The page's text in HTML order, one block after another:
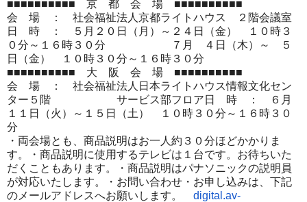
■■■■■■■■■■ 京 都 会 場 ■■■■■■■■■■
会 場 ： 社会福祉法人京都ライトハウス ２階会議室
日 時 ： ５月２０日（月）～２４日（金） １０時３
０分～１６時３０分 ７月 ４日（木）～ ５
日（金） １０時３０分～１６時３０分
■■■■■■■■■■ 大 阪 会 場 ■■■■■■■■■■
会 場 ： 社会福祉法人日本ライトハウス情報文化セン
ター５階 サービス部フロア 日 時 ： ６月
１１日（火）～１５日（土） １０時３０分～１６時３０
分
・両会場とも、商品説明はお一人約３０分ほどかかりま
す。
・商品説明に使用するテレビは１台です。 お待ちいた
だくこともあります。
・商品説明はパナソニックの説明員
が対応いたします。
・お問い合わせ・お申し込みは、 下記
のメールアドレスへお願いします。
digital.av-